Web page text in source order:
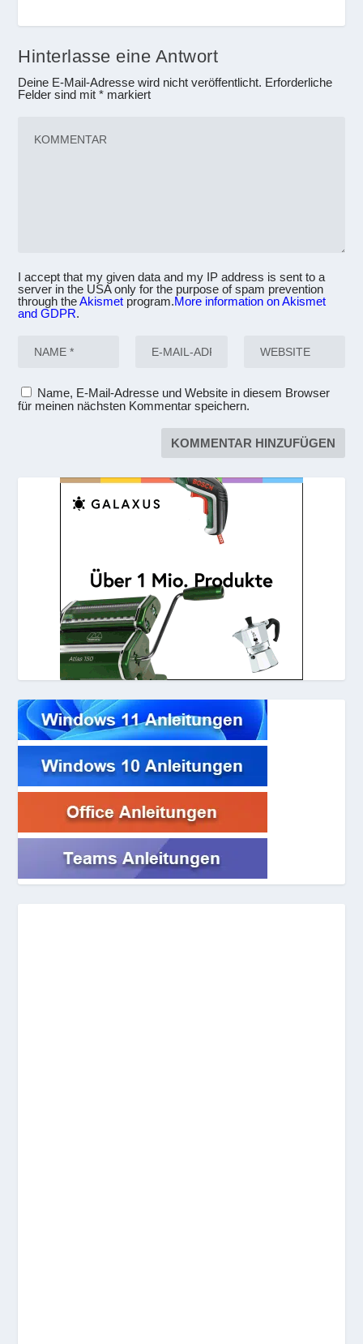
Hinterlasse eine Antwort
Deine E-Mail-Adresse wird nicht veröffentlicht. Erforderliche
Felder sind mit* markiert
I accept that my given data and my IP address is sent to a
server in the USA only for the purpose of spam prevention
through theAkismet program.More information on Akismet
and GDPR.
Name, E-Mail-Adresse und Website in diesem Browser
für meinen nächsten Kommentar speichern.